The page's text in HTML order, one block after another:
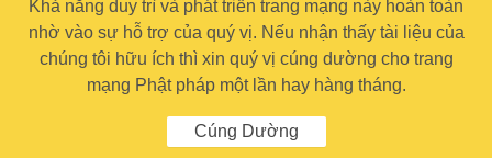
Khả năng duy trì và phát triển trang mạng này hoàn toàn
nhờ vào sự hỗ trợ của quý vị. Nếu nhận thấy tài liệu của
chúng tôi hữu ích thì xin quý vị cúng dường cho trang
mạng Phật pháp một lần hay hàng tháng.
Cúng Dường